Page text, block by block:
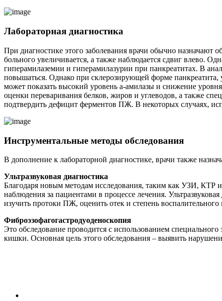
Лабораторная диагностика
При диагностике этого заболевания врачи обычно
больного увеличивается, а также наблюдается сдвиг влево.
гиперамилаземии и гиперамилазурии при панкреатитах. В
повышаться. Однако при склерозирующей форме панкреатита,
может показать высокий уровень а-амилазы и снижение
оценки переваривания белков, жиров и углеводов, а также
подтвердить дефицит ферментов ПЖ. В некоторых случаях,
Инструментальные методы обследования
В дополнение к лабораторной диагностике, врачи также
Ультразвуковая диагностика
Благодаря новым методам исследования, таким как УЗИ, КТР
наблюдения за пациентами в процессе лечения.
изучить протоки ПЖ, оценить отек и степень воспалительного
Фиброэзофагогастродуоденоскопия
Это обследование проводится с использованием
кишки. Основная цель этого обследования – выявить